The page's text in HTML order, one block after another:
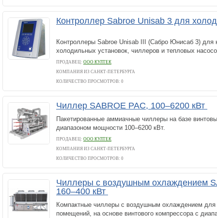
Контроллер Sabroe Unisab 3 для
Контроллеры Sabroe Unisab III (Сабро Юнисаб 3) для
холодильных установок, чиллеров и тепловых
ПРОДАВЕЦ: ООО КУЛТЕК
КОМПАНИЯ ИЗ САНКТ-ПЕТЕРБУРГА
КОЛИЧЕСТВО ПРОСМОТРОВ: 0
Чиллер SABROE PAC, 100–6200 кВт
Пакетированные аммиачные чиллеры на базе
диапазоном мощности 100–6200 кВт.
ПРОДАВЕЦ: ООО КУЛТЕК
КОМПАНИЯ ИЗ САНКТ-ПЕТЕРБУРГА
КОЛИЧЕСТВО ПРОСМОТРОВ: 0
Чиллеры с воздушным охлаждением
160–400 кВт
Компактные чиллеры с воздушным охлаждением для
помещений, на основе винтового компрессора с